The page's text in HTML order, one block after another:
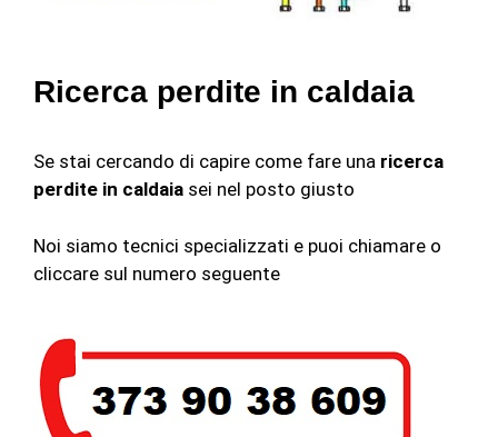
Ricerca perdite in caldaia
Se stai cercando di capire come fare una ricerca
perdite in caldaia sei nel posto giusto
Noi siamo tecnici specializzati e puoi chiamare o
cliccare sul numero seguente